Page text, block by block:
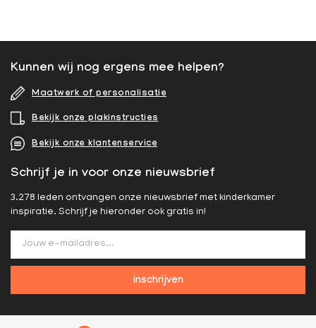
Kunnen wij nog ergens mee helpen?
Maatwerk of personalisatie
Bekijk onze plakinstructies
Bekijk onze klantenservice
Schrijf je in voor onze nieuwsbrief
3.278 leden ontvangen onze nieuwsbrief met kinderkamer
inspiratie. Schrijf je hieronder ook gratis in!
inschrijven